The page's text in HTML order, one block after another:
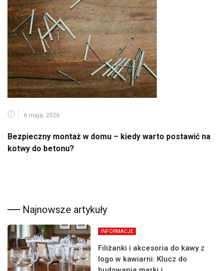
6 maja, 2026
Bezpieczny montaż w domu – kiedy warto postawić na
kotwy do betonu?
Najnowsze artykuły
INFORMACJE
Filiżanki i akcesoria do kawy z
logo w kawiarni: Klucz do